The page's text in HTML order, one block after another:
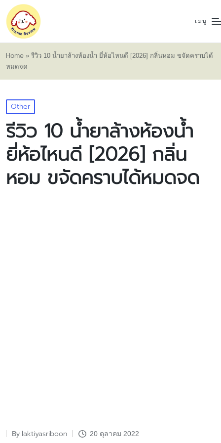
เมนู
Home » รีวิว 10 น้ำยาล้างห้องน้ำ ยี่ห้อไหนดี [2026] กลิ่นหอม ขจัดคราบได้
หมดจด
Posted
in
Other
รีวิว 10 น้ำยาล้างห้องน้ำ
ยี่ห้อไหนดี [2026] กลิ่น
หอม ขจัดคราบได้หมดจด
Posted
By laktiyasriboon 20 ตุลาคม 2022